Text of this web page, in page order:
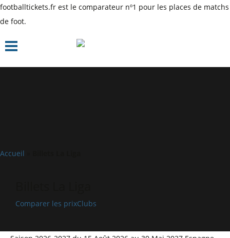
footballtickets.fr est le comparateur nº1 pour les places de matchs
de foot.
Accueil
Comparer les prixClubs